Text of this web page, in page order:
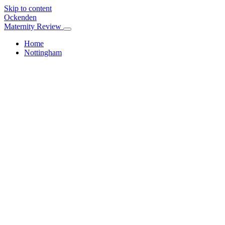
Skip to content
Ockenden
Maternity Review
Home
Nottingham